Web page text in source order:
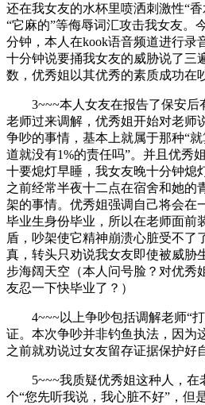
还在我女友的水杯里喷洒刺激性“
“它麻的”等侮辱词汇攻击我女友。
分钟，本人在kook语音频道进行录
十分钟说要捅我女友的威胁说了三
数，优秀姐以其优秀的素质成功在
3~~~本人女友在报告了保安
老师过来调解，优秀姐开始对老师
争吵的事情，基本上就属于那种“
道就没有1%的责任吗”。并且优秀
十要熄灯早睡，我女友晚十分钟熄
之前经常半夜十二点在宿舍和她的
架的事情。优秀姐强调自己将会在
毕业生身份毕业，所以在老师面前
盾，吵架使它精神崩溃心脏受不了
真，转头只劝说我女友即使被威胁
步海阔天空（本人问号脸？对优秀
友忍一下快毕业了？）
4~~~以上争吵包括调解老师“
证。本次争吵并非钓鱼执法，因为
之前就劝说过女友留存证据保护好
5~~~我质疑优秀姐这种人，
个“您先听我说，我心脏不好”，但